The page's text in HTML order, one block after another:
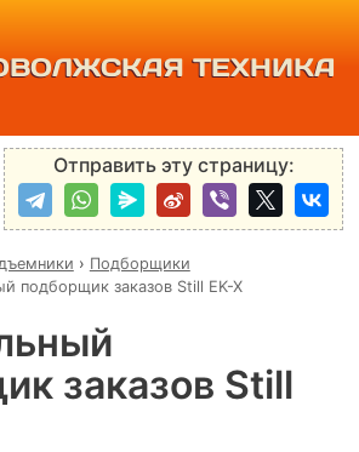
ТЕХНИКА
Отправить эту страницу:
› Подборщики
подборщик заказов Still EK-X
заказов Still